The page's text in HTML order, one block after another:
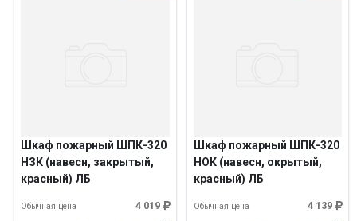
Шкаф пожарный ШПК-320
НЗК (навесн, закрытый,
красный) ЛБ
4 019
Обычная цена
Шкаф пожарный ШПК-320
НОК (навесн, окрытый,
красный) ЛБ
4 139
Обычная цена